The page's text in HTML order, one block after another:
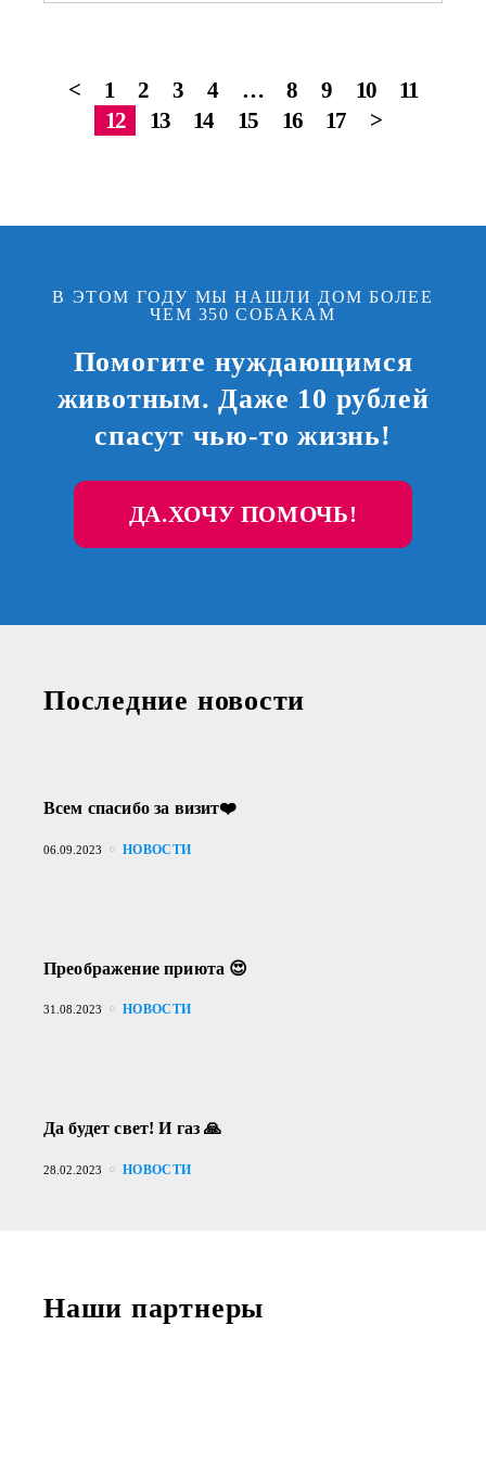
< 1 2 3 4 … 8 9 10
11
12
13 14 15 16 17 >
В ЭТОМ ГОДУ МЫ НАШЛИ ДОМ БОЛЕЕ
ЧЕМ 350 СОБАКАМ
Помогите нуждающимся
животным. Даже 10 рублей
спасут чью-то жизнь!
ДА.ХОЧУ ПОМОЧЬ!
Последние новости
Всем спасибо за визит❤️
06.09.2023 НОВОСТИ
Преображение приюта 😍
31.08.2023 НОВОСТИ
Да будет свет! И газ 🙏
28.02.2023 НОВОСТИ
Наши партнеры